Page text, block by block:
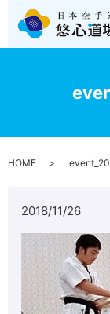
HOME
2018/11/26